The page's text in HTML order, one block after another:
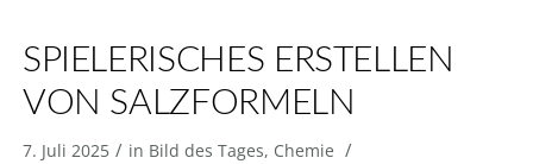
SPIELERISCHES ERSTELLEN
VON SALZFORMELN
7. Juli 2025 / in Bild des Tages, Chemie /